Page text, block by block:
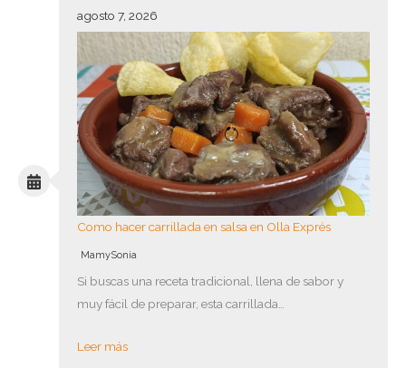
agosto 7, 2026
Como hacer carrillada en salsa en Olla Exprés
MamySonia
Si buscas una receta tradicional, llena de sabor y
muy fácil de preparar, esta carrillada…
Leer más